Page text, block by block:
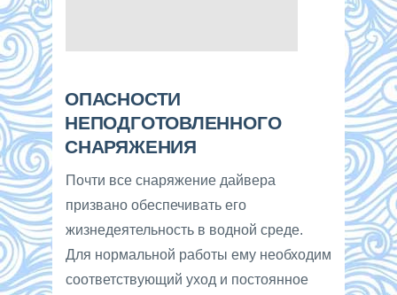
ОПАСНОСТИ
НЕПОДГОТОВЛЕННОГО
СНАРЯЖЕНИЯ
Почти все снаряжение дайвера
призвано обеспечивать его
жизнедеятельность в водной среде.
Для нормальной работы ему необходим
соответствующий уход и постоянное